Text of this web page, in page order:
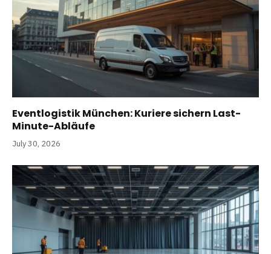
Eventlogistik München: Kuriere sichern Last-
Minute-Abläufe
July 30, 2026